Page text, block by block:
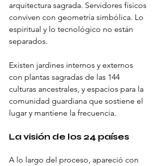
arquitectura sagrada. Servidores físicos
conviven con geometría simbólica. Lo
espiritual y lo tecnológico no están
separados.
Existen jardines internos y externos
con plantas sagradas de las 144
culturas ancestrales, y espacios para la
comunidad guardiana que sostiene el
lugar y mantiene la frecuencia.
La visión de los 24 países
A lo largo del proceso, apareció con